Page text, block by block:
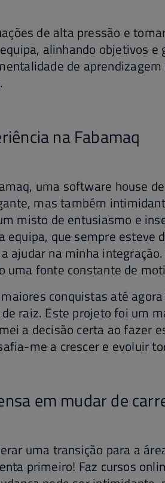
de alta pressão e
alinhando objetivos
de
na Fabamaq
uma software house
mas também
misto de entusiasmo e
equipa, que sempre esteve
ajudar na minha
uma fonte constante de
conquistas até
raiz. Este projeto foi um
a decisão certa ao fazer
me a crescer e evoluir
em mudar de
uma transição para a
primeiro! Faz cursos